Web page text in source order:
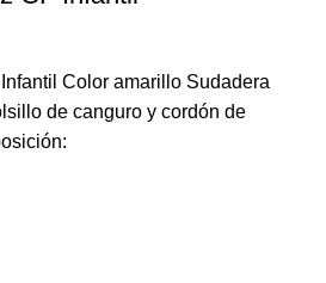
Color amarillo Sudadera
de canguro y cordón de